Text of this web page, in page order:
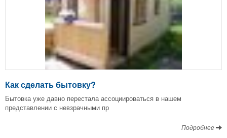
Как сделать бытовку?
Бытовка уже давно перестала ассоциироваться в нашем
представлении с невзрачными пр
Подробнее